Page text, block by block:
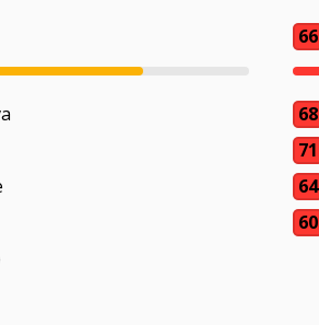
66
68
71
64
60